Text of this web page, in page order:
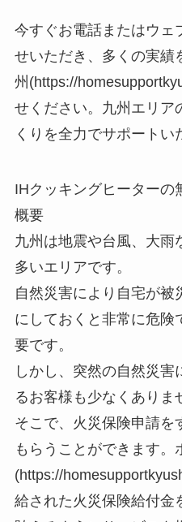
今すぐお電話またはウェ
せいただき、多くの実績
州(https://
せください。九州エリア
くりを全力でサポートい
IHクッキングヒーターの
概要
九州は地震や台風、大雨
多いエリアです。
自然災害により自宅が被
にしておくと非常に危険
要です。
しかし、突然の自然災
るお客様も少なくありま
そこで、火災保険申請を
もらうことができます。
(https://
給された火災保険給付金